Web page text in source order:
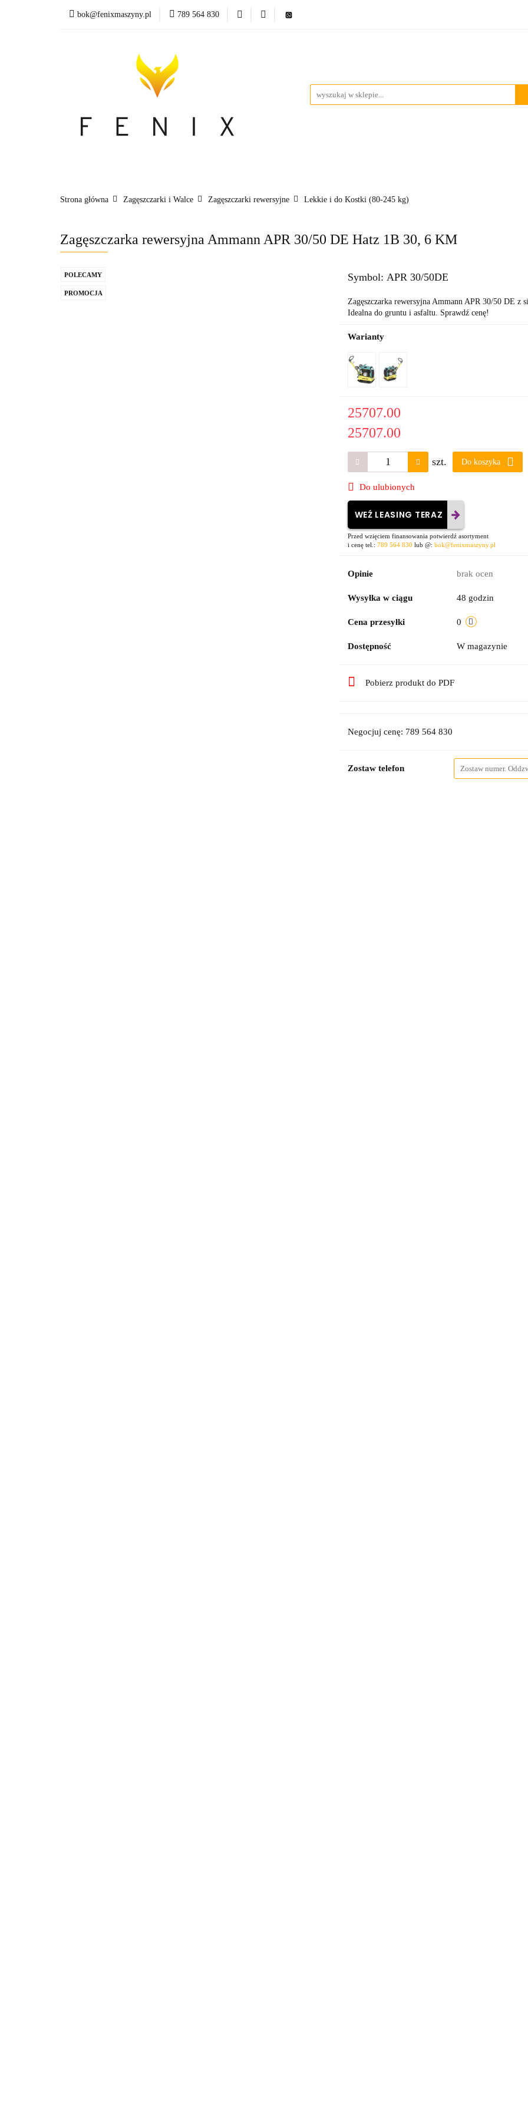
bok@fenixmaszyny.pl 789 564 830
Strona główna Zagęszczarki i Walce Zagęszczarki rewersyjne Lekkie i do Kostki (80-245 kg)
Zagęszczarka rewersyjna Ammann APR 30/50 DE Hatz 1B 30, 6 KM
POLECAMY
PROMOCJA
Symbol: APR 30/50DE
Zagęszczarka rewersyjna Ammann APR 30/50 DE
Idealna do gruntu i asfaltu. Sprawdź cenę!
Warianty
25707.00
25707.00
szt. Do koszyka
Do ulubionych
WEŹ LEASING TERAZ
Przed wzięciem finansowania potwierdź asortyment
i cenę tel.: 789 564 830 lub @: bok@fenixmaszyny.pl
Opinie brak ocen
Wysyłka w ciągu 48 godzin
Cena przesyłki 0
Dostępność W magazynie
Pobierz produkt do PDF
Negocjuj cenę: 789 564 830
Zostaw telefon